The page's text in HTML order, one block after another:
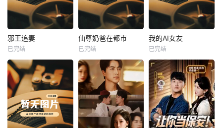
热播
邪王追妻
未知
邪王追妻
已完结
热播
未知
仙尊奶爸在都市
已完结
热播
我的AI女友
未知
我的AI女友
已完结